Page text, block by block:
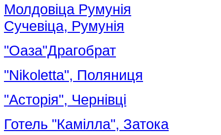
Молдовіца Румунія
Сучевіца, Румунія
"Оаза"Драгобрат
"Nikoletta", Поляниця
"Асторія", Чернівці
Готель "Камілла", Затока